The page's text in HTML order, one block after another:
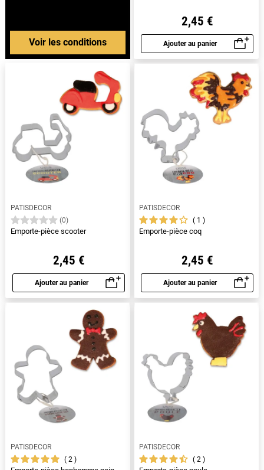
Voir les conditions
2,45 €
Ajouter au panier
Aperçu rapide
PATISDECOR
(0)
Emporte-pièce scooter
2,45 €
Ajouter au panier
Aperçu rapide
PATISDECOR
1
Emporte-pièce coq
2,45 €
Ajouter au panier
Aperçu rapide
PATISDECOR
2
PATISDECOR
2